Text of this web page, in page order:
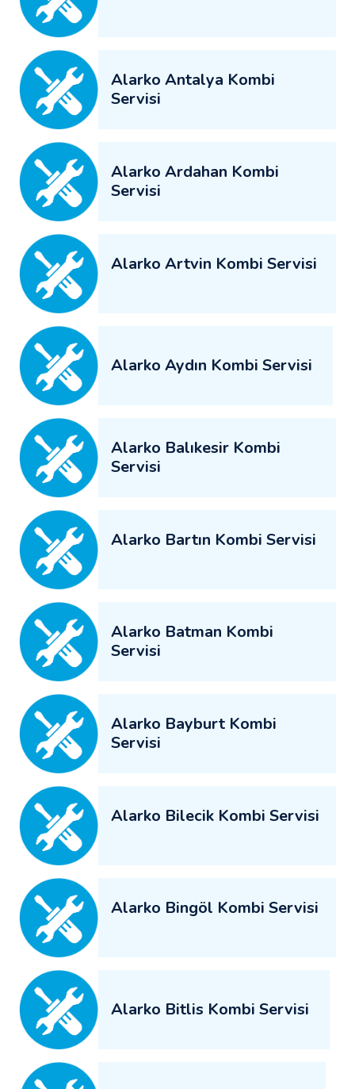
Alarko Antalya Kombi
Servisi
Alarko Ardahan Kombi
Servisi
Alarko Artvin Kombi Servisi
Alarko Aydın Kombi Servisi
Alarko Balıkesir Kombi
Servisi
Alarko Bartın Kombi Servisi
Alarko Batman Kombi
Servisi
Alarko Bayburt Kombi
Servisi
Alarko Bilecik Kombi Servisi
Alarko Bingöl Kombi Servisi
Alarko Bitlis Kombi Servisi